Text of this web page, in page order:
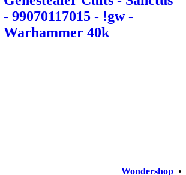
- 99070117015 - !gw -
Warhammer 40k
Wondershop•